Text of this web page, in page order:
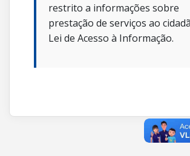
restrito a informações sobre
prestação de serviços ao
Lei de Acesso à Informação.